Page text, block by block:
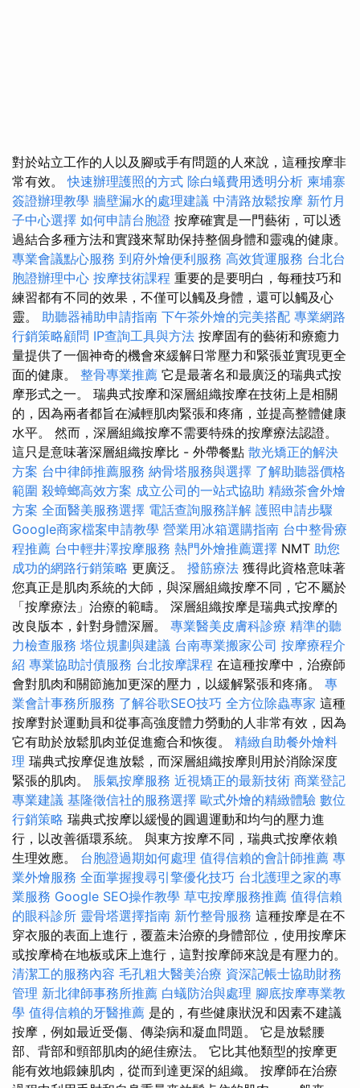
對於站立工作的人以及腳或手有問題的人來說，這種按摩非
常有效。快速辦理護照的方式 除白蟻費用透明分析 柬埔寨
簽證辦理教學 牆壁漏水的處理建議 中清路放鬆按摩 新竹月
子中心選擇 如何申請台胞證 按摩確實是一門藝術，可以透
過結合多種方法和實踐來幫助保持整個身體和靈魂的健康。
專業會議點心服務 到府外燴便利服務 高效貨運服務 台北台
胞證辦理中心 按摩技術課程 重要的是要明白，每種技巧和
練習都有不同的效果，不僅可以觸及身體，還可以觸及心
靈。 助聽器補助申請指南 下午茶外燴的完美搭配 專業網路
行銷策略顧問 IP查詢工具與方法 按摩固有的藝術和療癒力
量提供了一個神奇的機會來緩解日常壓力和緊張並實現更全
面的健康。 整骨專業推薦 它是最著名和最廣泛的瑞典式按
摩形式之一。 瑞典式按摩和深層組織按摩在技術上是相關
的，因為兩者都旨在減輕肌肉緊張和疼痛，並提高整體健康
水平。 然而，深層組織按摩不需要特殊的按摩療法認證。
這只是意味著深層組織按摩比 - 外帶餐點 散光矯正的解決
方案 台中律師推薦服務 納骨塔服務與選擇 了解助聽器價格
範圍 殺蟑螂高效方案 成立公司的一站式協助 精緻茶會外燴
方案 全面醫美服務選擇 電話查詢服務詳解 護照申請步驟
Google商家檔案申請教學 營業用冰箱選購指南 台中整骨療
程推薦 台中輕井澤按摩服務 熱門外燴推薦選擇 NMT 助您
成功的網路行銷策略 更廣泛。 撥筋療法 獲得此資格意味著
您真正是肌肉系統的大師，與深層組織按摩不同，它不屬於
「按摩療法」治療的範疇。 深層組織按摩是瑞典式按摩的
改良版本，針對身體深層。 專業醫美皮膚科診療 精準的聽
力檢查服務 塔位規劃與建議 台南專業搬家公司 按摩療程介
紹 專業協助討債服務 台北按摩課程 在這種按摩中，治療師
會對肌肉和關節施加更深的壓力，以緩解緊張和疼痛。 專
業會計事務所服務 了解谷歌SEO技巧 全方位除蟲專家 這種
按摩對於運動員和從事高強度體力勞動的人非常有效，因為
它有助於放鬆肌肉並促進癒合和恢復。 精緻自助餐外燴料
理 瑞典式按摩促進放鬆，而深層組織按摩則用於消除深度
緊張的肌肉。 脹氣按摩服務 近視矯正的最新技術 商業登記
專業建議 基隆徵信社的服務選擇 歐式外燴的精緻體驗 數位
行銷策略 瑞典式按摩以緩慢的圓週運動和均勻的壓力進
行，以改善循環系統。 與東方按摩不同，瑞典式按摩依賴
生理效應。 台胞證過期如何處理 值得信賴的會計師推薦 專
業外燴服務 全面掌握搜尋引擎優化技巧 台北護理之家的專
業服務 Google SEO操作教學 草屯按摩服務推薦 值得信賴
的眼科診所 靈骨塔選擇指南 新竹整骨服務 這種按摩是在不
穿衣服的表面上進行，覆蓋未治療的身體部位，使用按摩床
或按摩椅在地板或床上進行，這對按摩師來說是有壓力的。
清潔工的服務內容 毛孔粗大醫美治療 資深記帳士協助財務
管理 新北律師事務所推薦 白蟻防治與處理 腳底按摩專業教
學 值得信賴的牙醫推薦 是的，有些健康狀況和因素不建議
按摩，例如最近受傷、傳染病和凝血問題。 它是放鬆腰
部、背部和頸部肌肉的絕佳療法。 它比其他類型的按摩更
能有效地鍛鍊肌肉，從而到達更深的組織。 按摩師在治療